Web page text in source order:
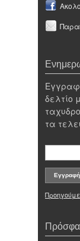
δελτίο
τα